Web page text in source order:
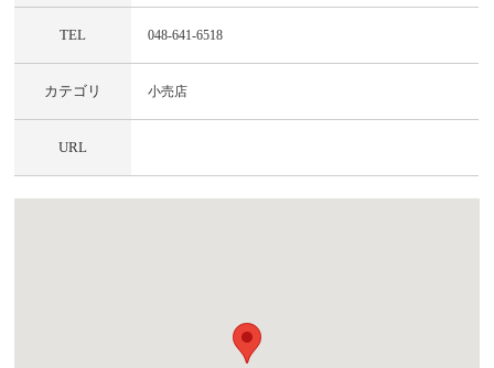
TEL 048-641-6518
カテゴリ 小売店
URL